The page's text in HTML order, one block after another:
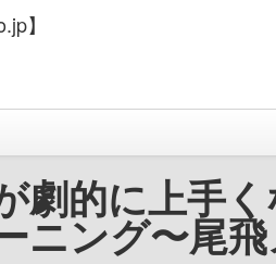
】
劇的に上手
ニング〜尾